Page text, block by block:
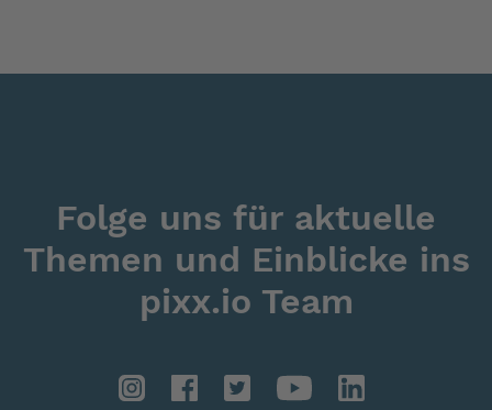
Folge uns für aktuelle
Themen und Einblicke ins
pixx.io Team